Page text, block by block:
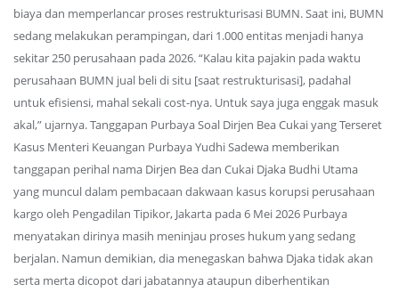
biaya dan memperlancar proses restrukturisasi BUMN. Saat ini, BUMN
sedang melakukan perampingan, dari 1.000 entitas menjadi hanya
sekitar 250 perusahaan pada 2026. “Kalau kita pajakin pada waktu
perusahaan BUMN jual beli di situ [saat restrukturisasi], padahal
untuk efisiensi, mahal sekali cost-nya. Untuk saya juga enggak masuk
akal,” ujarnya. Tanggapan Purbaya Soal Dirjen Bea Cukai yang Terseret
Kasus Menteri Keuangan Purbaya Yudhi Sadewa memberikan
tanggapan perihal nama Dirjen Bea dan Cukai Djaka Budhi Utama
yang muncul dalam pembacaan dakwaan kasus korupsi perusahaan
kargo oleh Pengadilan Tipikor, Jakarta pada 6 Mei 2026 Purbaya
menyatakan dirinya masih meninjau proses hukum yang sedang
berjalan. Namun demikian, dia menegaskan bahwa Djaka tidak akan
serta merta dicopot dari jabatannya ataupun diberhentikan